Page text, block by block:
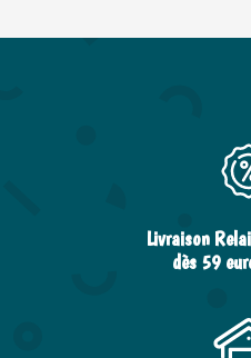
Livraison
dès 59